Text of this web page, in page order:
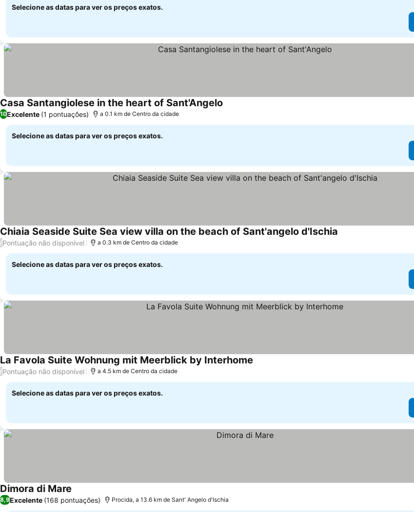
Selecione as datas para ver os preços exatos.
Casa Santangiolese in the heart of Sant'Angelo
10Excelente (1 pontuações) a 0.1 km de Centro da cidade
Selecione as datas para ver os preços exatos.
Chiaia Seaside Suite Sea view villa on the beach of Sant'angelo d'Ischia
/Pontuação não disponível a 0.3 km de Centro da cidade
Selecione as datas para ver os preços exatos.
La Favola Suite Wohnung mit Meerblick by Interhome
/Pontuação não disponível a 4.5 km de Centro da cidade
Selecione as datas para ver os preços exatos.
Dimora di Mare Ver preços
8,9Excelente (168 pontuações) Procida, a 13.6 km de Sant' Angelo d'Ischia